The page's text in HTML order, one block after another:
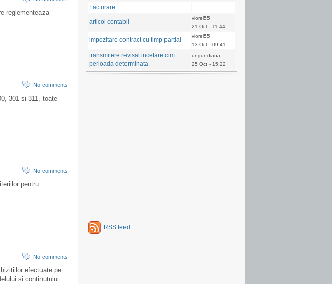
reglementeaza
No comments
301 si 311, toate
No comments
pentru
No comments
efectuate pe
si continutului
Facturare
articol contabil
viorel55
21 Oct - 11:44
impozitare contract cu timp partial
viorel55
13 Oct - 09:41
transmitere revisal incetare cim
perioada determinata
ungur diana
25 Oct - 15:22
RSS feed